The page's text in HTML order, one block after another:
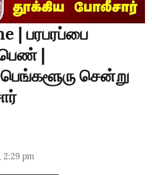
| பரபரப்பை
|
சென்று
2:29 pm